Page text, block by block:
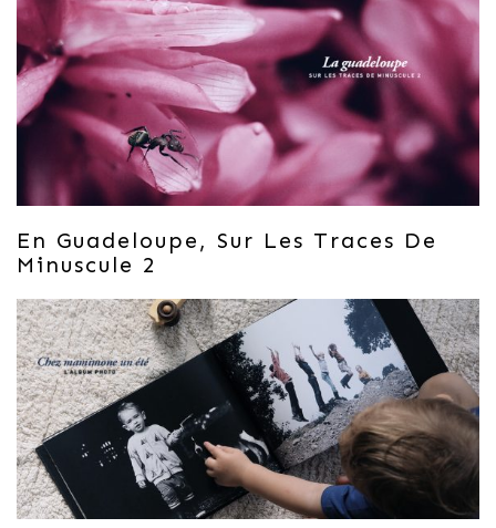
En Guadeloupe, Sur Les Traces De
Minuscule 2